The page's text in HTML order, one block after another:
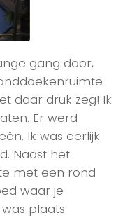
gang door,
daar druk zeg! Ik
Er werd
Ik was eerlijk
Naast het
met een rond
waar je
plaats